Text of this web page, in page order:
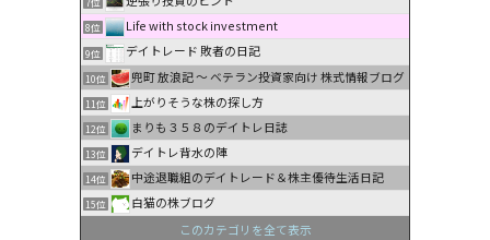
7位
8位 Life with stock investment
9位 デイトレード 敗者の日記
10位 兜町 放浪記 〜 ベテラン投資家向け 株式情報ブログ
11位 上がりそうな株の探し方
12位 まりも３５８のデイトレ日誌
13位 デイトレ背水の陣
14位 中途退職組のデイトレード＆株主優待生活日記
15位
白猫の株ブログ
このカテゴリを全て表示